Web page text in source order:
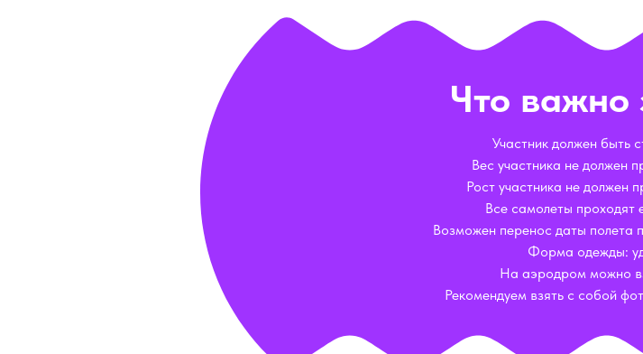
Что важно
Участник должен быть
Вес участника не должен
Рост участника не должен
Все самолеты проходят
Возможен перенос даты полета
Форма одежды:
На аэродром можно
Рекомендуем взять с собой